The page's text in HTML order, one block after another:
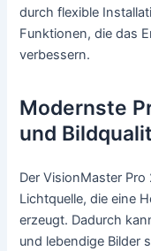
durch flexible
Funktionen, die das
verbessern.
Modernste
und
Der VisionMaster Pro
Lichtquelle, die eine
erzeugt. Dadurch
und lebendige Bilder